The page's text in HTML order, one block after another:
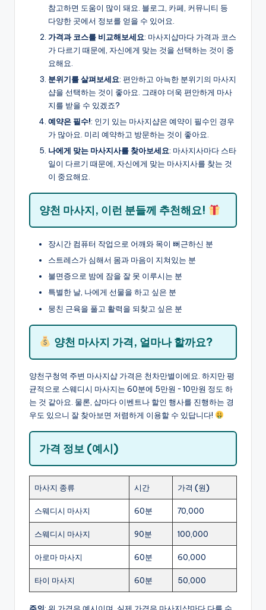
참고하면 도움이 많이 돼요. 블로그, 카페, 커뮤니티 등
다양한 곳에서 정보를 얻을 수 있어요.
가격과 코스를 비교해보세요: 마사지샵마다 가격과 코스
가 다르기 때문에, 자신에게 맞는 것을 선택하는 것이 중
요해요.
분위기를 살펴보세요: 편안하고 아늑한 분위기의 마사지
샵을 선택하는 것이 좋아요. 그래야 더욱 편안하게 마사
지를 받을 수 있겠죠?
예약은 필수!: 인기 있는 마사지샵은 예약이 필수인 경우
가 많아요. 미리 예약하고 방문하는 것이 좋아요.
나에게 맞는 마사지사를 찾아보세요: 마사지사마다 스타
일이 다르기 때문에, 자신에게 맞는 마사지사를 찾는 것
이 중요해요.
양천 마사지, 이런 분들께 추천해요!
장시간 컴퓨터 작업으로 어깨와 목이 뻐근하신 분
스트레스가 심해서 몸과 마음이 지쳐있는 분
불면증으로 밤에 잠을 잘 못 이루시는 분
특별한 날, 나에게 선물을 하고 싶은 분
뭉친 근육을 풀고 활력을 되찾고 싶은 분
양천 마사지 가격, 얼마나 할까요?
양천구청역 주변 마사지샵 가격은 천차만별이에요. 하지만 평
균적으로 스웨디시 마사지는 60분에 5만원 ~ 10만원 정도 하
는 것 같아요. 물론, 샵마다 이벤트나 할인 행사를 진행하는 경
우도 있으니 잘 찾아보면 저렴하게 이용할 수 있답니다!
가격 정보 (예시)
마사지 종류 시간 가격 (원)
스웨디시 마사지 60분 70,000
스웨디시 마사지 90분 100,000
아로마 마사지 60분 60,000
타이 마사지 60분 50,000
주의: 위 가격은 예시이며, 실제 가격은 마사지샵마다 다를 수